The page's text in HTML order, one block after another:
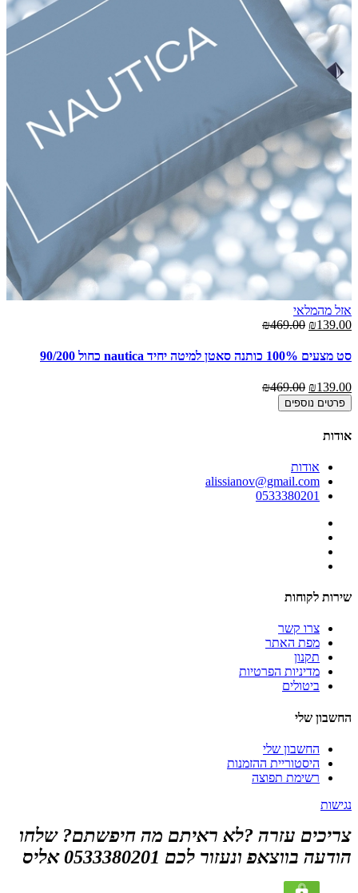
אזל מהמלאי
₪139.00
₪469.00
סט מצעים 100% כותנה סאטן למיטה יחיד nautica כחול 90/200
₪139.00
₪469.00
פרטים נוספים
אודות
אודות
alissianov@gmail.com
0533380201
שירות לקוחות
צרו קשר
מפת האתר
תקנון
מדיניות הפרטיות
ביטולים
החשבון שלי
החשבון שלי
היסטוריית ההזמנות
רשימת תפוצה
נגישות
צריכים עזרה ?לא ראיתם מה חיפשתם? שלחו
הודעה בווצאפ ונעזור לכם 0533380201 אליס